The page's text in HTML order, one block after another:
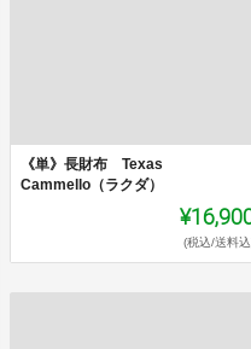
《単》長財布 Texas
Cammello（ラクダ）
(税込/送料